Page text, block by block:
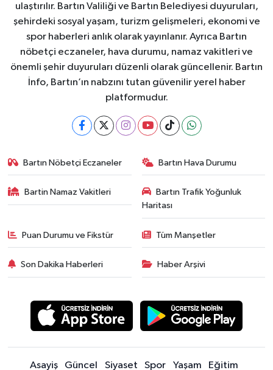
ulaştırılır. Bartın Valiliği ve Bartın Belediyesi duyuruları,
şehirdeki sosyal yaşam, turizm gelişmeleri, ekonomi ve
spor haberleri anlık olarak yayınlanır. Ayrıca Bartın
nöbetçi eczaneler, hava durumu, namaz vakitleri ve
önemli şehir duyuruları düzenli olarak güncellenir. Bartın
İnfo, Bartın’ın nabzını tutan güvenilir yerel haber
platformudur.
Bartın Nöbetçi Eczaneler Bartın Hava Durumu
Bartin Namaz Vakitleri
Bartın Trafik Yoğunluk
Haritası
Puan Durumu ve Fikstür Tüm Manşetler
Son Dakika Haberleri Haber Arşivi
Asayiş Güncel Siyaset Spor Yaşam Eğitim